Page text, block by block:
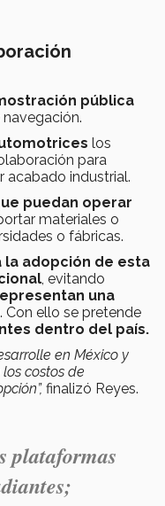
pública
los
para
acabado industrial.
puedan operar
materiales o
o fábricas.
la adopción de esta
, evitando
una
Con ello se pretende
dentro del país.
en México y
costos de
finalizó Reyes.
plataformas